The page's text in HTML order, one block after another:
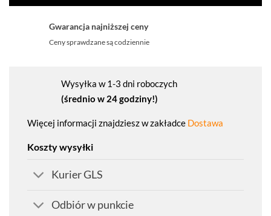
Gwarancja najniższej ceny
Ceny sprawdzane są codziennie
Wysyłka w 1-3 dni roboczych
(średnio w 24 godziny!)
Więcej informacji znajdziesz w zakładce Dostawa
Koszty wysyłki
Kurier GLS
Odbiór w punkcie